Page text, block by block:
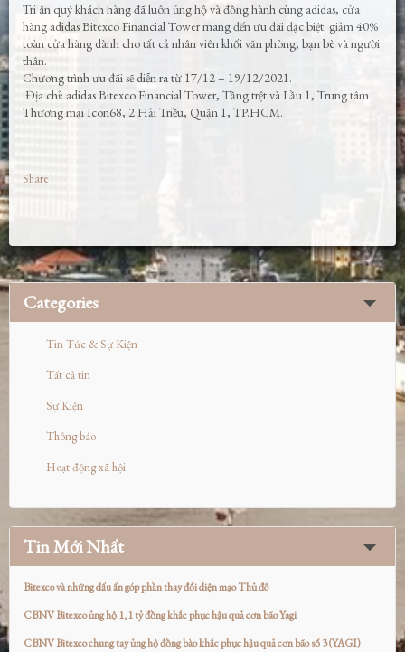
Tri ân quý khách hàng đã luôn ủng hộ và đồng hành cùng adidas, cửa
hàng adidas Bitexco Financial Tower mang đến ưu đãi đặc biệt: giảm 40%
toàn cửa hàng dành cho tất cả nhân viên khối văn phòng, bạn bè và người
thân.
Chương trình ưu đãi sẽ diễn ra từ 17/12 – 19/12/2021.
Địa chỉ: adidas Bitexco Financial Tower, Tầng trệt và Lầu 1, Trung tâm
Thương mại Icon68, 2 Hải Triều, Quận 1, TP.HCM.
Share
Categories
Tin Tức & Sự Kiện
Tất cả tin
Sự Kiện
Thông báo
Hoạt động xã hội
Tin Mới Nhất
Bitexco và những dấu ấn góp phần thay đổi diện mạo Thủ đô
CBNV Bitexco ủng hộ 1,1 tỷ đồng khắc phục hậu quả cơn bão Yagi
CBNV Bitexco chung tay ủng hộ đồng bào khắc phục hậu quả cơn bão số 3 (YAGI)